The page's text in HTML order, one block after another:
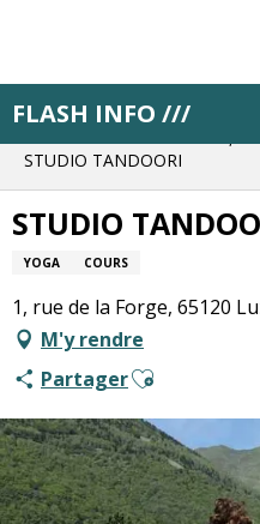
principal
FLASH INFO ///
Accueil Résa pas à pas
STUDIO TANDOORI
STUDIO
YOGA COURS
1, rue de la Forge, 65120
M'y rendre
PartagerAjouter aux